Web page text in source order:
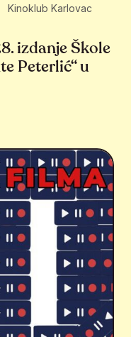
Kinoklub Karlovac
izdanje Škole
Peterlić“ u